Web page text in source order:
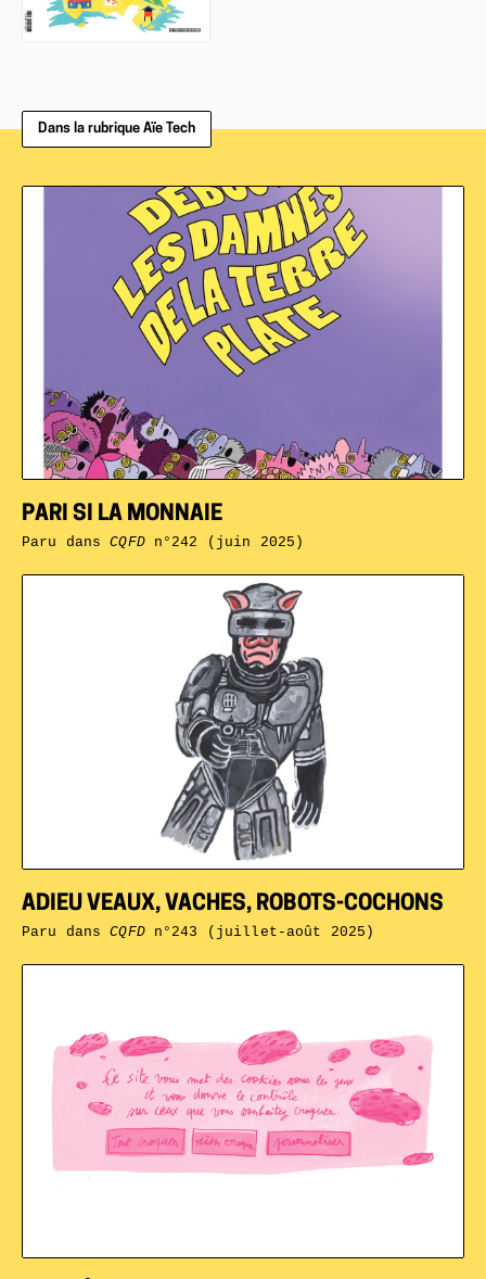
Dans la rubrique Aïe Tech
ADIEU VEAUX, VACHES, ROBOTS-COCHONS
Paru dansCQFDn°243 (juillet-août 2025)
PARI SI LA MONNAIE
Paru dansCQFDn°242 (juin 2025)